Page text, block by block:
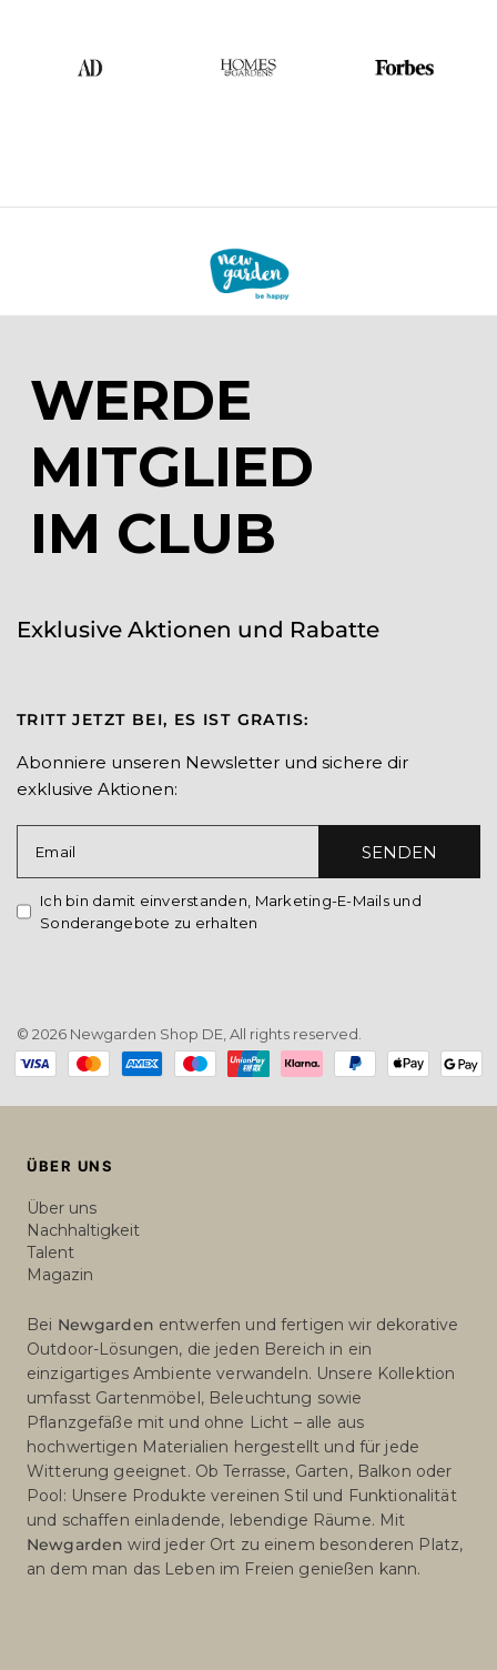
WERDE
MITGLIED
IM CLUB
Exklusive Aktionen und Rabatte
TRITT JETZT BEI, ES IST GRATIS:
Abonniere unseren Newsletter und sichere dir
exklusive Aktionen:
Email SENDEN
Ich bin damit einverstanden, Marketing-E-Mails und
Sonderangebote zu erhalten
© 2026 Newgarden Shop DE, All rights reserved.
Payment
methods
ÜBER UNS
Über uns
Nachhaltigkeit
Talent
Magazin
Bei Newgarden entwerfen und fertigen wir dekorative
Outdoor-Lösungen, die jeden Bereich in ein
einzigartiges Ambiente verwandeln. Unsere Kollektion
umfasst Gartenmöbel, Beleuchtung sowie
Pflanzgefäße mit und ohne Licht – alle aus
hochwertigen Materialien hergestellt und für jede
Witterung geeignet. Ob Terrasse, Garten, Balkon oder
Pool: Unsere Produkte vereinen Stil und Funktionalität
und schaffen einladende, lebendige Räume. Mit
Newgarden wird jeder Ort zu einem besonderen Platz,
an dem man das Leben im Freien genießen kann.